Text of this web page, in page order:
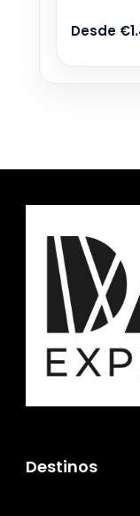
Desde
Destinos